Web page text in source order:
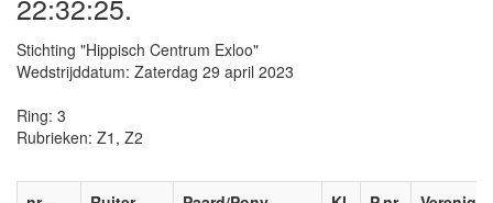
Stichting "Hippisch Centrum Exloo"
Wedstrijddatum: Zaterdag 29 april 2023
Ring: 3
Rubrieken: Z1, Z2